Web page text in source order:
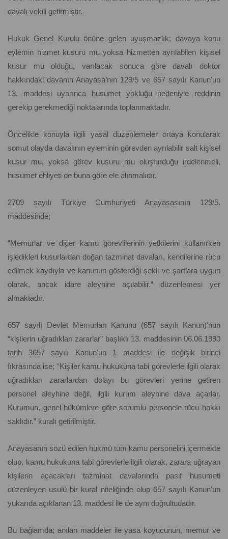
davalı vekili getirmiştir.
Hukuk Genel Kurulu önüne gelen uyuşmazlık; davaya konu
eylemin hizmet kusuru mu yoksa hizmetten ayrılabilen kişisel
kusur mu olduğu, varılacak sonuca göre davalı doktor
hakkındaki davanın Anayasa’nın 129/5 ve 657 sayılı Kanun'un
13. maddesi uyarınca husumet yokluğu nedeniyle reddinin
gerekip gerekmediği noktalarında toplanmaktadır.
Öncelikle konuyla ilgili yasal düzenlemeler ortaya konularak
somut olayda davalının eyleminin görevden ayrılabilir salt kişisel
kusur mu, yoksa görev kusuru mu oluşturduğu irdelenmeli,
husumet ehliyeti de buna göre ele alınmalıdır.
2709 sayılı Türkiye Cumhuriyeti Anayasasının 129/5.
maddesinde;
“Memurlar ve diğer kamu görevlilerinin yetkilerini kullanırken
işledikleri kusurlardan doğan tazminat davaları, kendilerine rücu
edilmek kaydıyla ve kanunun gösterdiği şekil ve şartlara uygun
olarak, ancak idare aleyhine açılabilir.” düzenlemesi yer
almaktadır.
657 sayılı Devlet Memurları Kanunu (657 sayılı Kanun)'nun
“kişilerin uğradıkları zararlar” başlıklı 13. maddesinin 06.06.1990
tarih 3657 sayılı Kanun'un 1 maddesi ile değişik birinci
fıkrasında ise; “Kişiler kamu hukukuna tabi görevlerle ilgili olarak
uğradıkları zararlardan dolayı bu görevleri yerine getiren
personel aleyhine değil, ilgili kurum aleyhine dava açarlar.
Kurumun, genel hükümlere göre sorumlu personele rücu hakkı
saklıdır.” kuralı getirilmiştir.
Anayasanın sözü edilen hükmü tüm kamu personelini içermekte
olup, kamu hukukuna tabi görevlerle ilgili olarak, zarara uğrayan
kişilerin açacakları tazminat davalarında pasif husumeti
düzenleyen usulü bir kural niteliğinde olup 657 sayılı Kanun'un
yukarıda açıklanan 13. maddesi ile de aynı doğrultudadır.
Bu bağlamda; anılan maddeler ile yasa koyucunun, memur ve